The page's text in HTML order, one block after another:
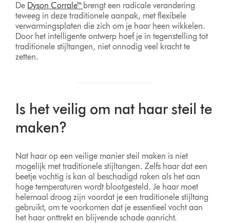
De Dyson Corrale™ brengt een radicale verandering
teweeg in deze traditionele aanpak, met flexibele
verwarmingsplaten die zich om je haar heen wikkelen.
Door het intelligente ontwerp hoef je in tegenstelling tot
traditionele stijltangen, niet onnodig veel kracht te
zetten.
Is het veilig om nat haar steil te
maken?
Nat haar op een veilige manier steil maken is niet
mogelijk met traditionele stijltangen. Zelfs haar dat een
beetje vochtig is kan al beschadigd raken als het aan
hoge temperaturen wordt blootgesteld. Je haar moet
helemaal droog zijn voordat je een traditionele stijltang
gebruikt, om te voorkomen dat je essentieel vocht aan
het haar onttrekt en blijvende schade aanricht.